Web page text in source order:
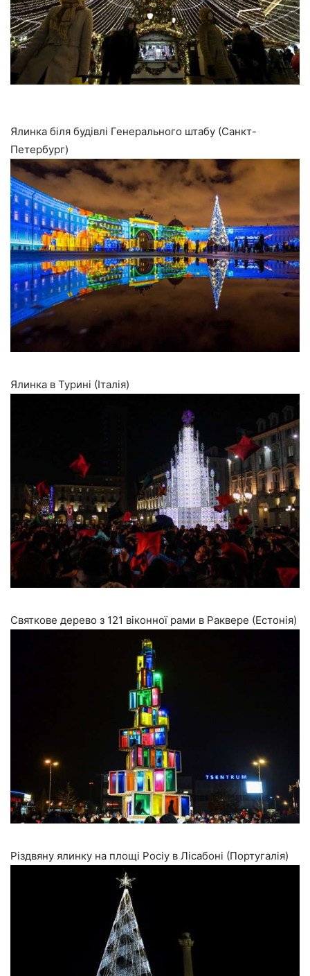
Ялинка біля будівлі Генерального штабу (Санкт-
Петербург)
Ялинка в Турині (Італія)
Святкове дерево з 121 віконної рами в Раквере (Естонія)
Різдвяну ялинку на площі Росіу в Лісабоні (Португалія)